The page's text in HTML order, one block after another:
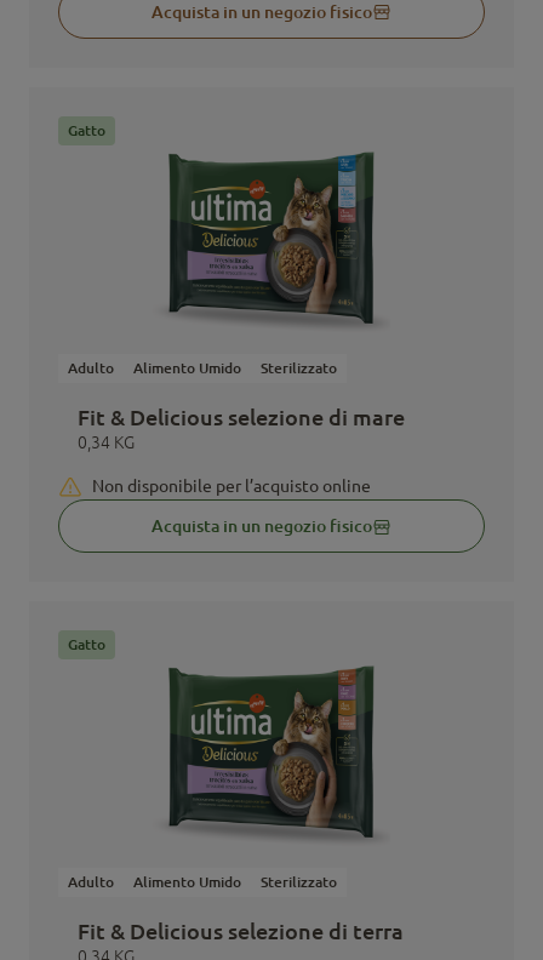
Acquista in un negozio fisico
Adulto Alimento Umido Sterilizzato
Fit & Delicious selezione di mare
0,34 KG
Gatto
Non disponibile per l’acquisto online
Acquista in un negozio fisico
Adulto Alimento Umido Sterilizzato
Fit & Delicious selezione di terra
Gatto